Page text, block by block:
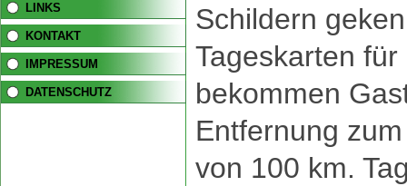
LINKS
KONTAKT
IMPRESSUM
DATENSCHUTZ
Schildern
Tageskarten
bekommen
Entfernung
von 100 km.